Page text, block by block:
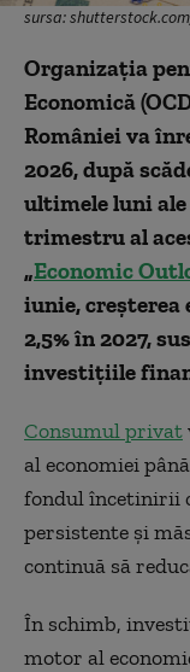
sursa:
Organizația
Economică
României va
2026, după
ultimele luni
trimestru al
„Economic
iunie, creșterea
2,5% în 2027,
investițiile
Consumul privat
al economiei
fondul încetinirii
persistente și
continuă să
În schimb,
motor al